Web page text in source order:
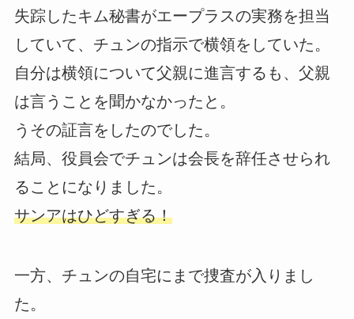
失踪したキム秘書がエープラスの実務を担当
していて、チュンの指示で横領をしていた。
自分は横領について父親に進言するも、父親
は言うことを聞かなかったと。
うその証言をしたのでした。
結局、役員会でチュンは会長を辞任させられ
ることになりました。
サンアはひどすぎる！
一方、チュンの自宅にまで捜査が入りまし
た。